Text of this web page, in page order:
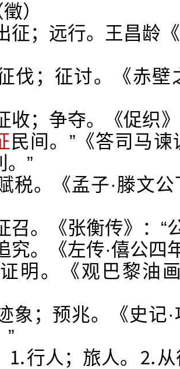
徵）
；远行。王昌龄
伐；征讨。《赤壁
；争夺。《促织
民间。”《答司马
。”
税。《孟子·滕文公
。《张衡传》：“
。《左传·僖公四
明。《观巴黎油
象；预兆。《史记·
”
⒈行人；旅人。⒉从